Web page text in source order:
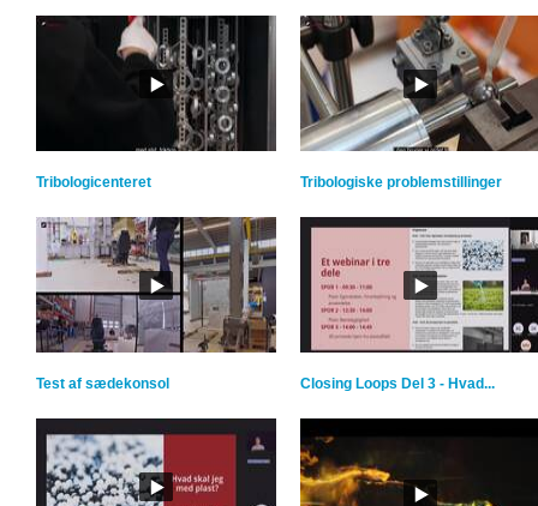
Tribologicenteret Tribologiske problemstillinger
Test af sædekonsol Closing Loops Del 3 - Hvad...